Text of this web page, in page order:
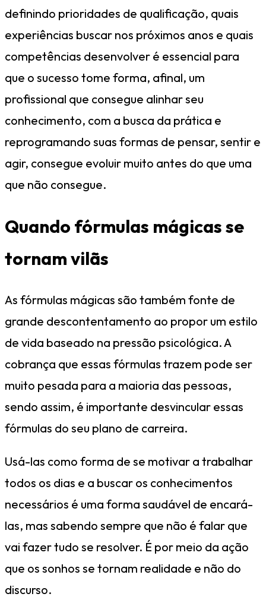
definindo prioridades de qualificação, quais
experiências buscar nos próximos anos e quais
competências desenvolver é essencial para
que o sucesso tome forma, afinal, um
profissional que consegue alinhar seu
conhecimento, com a busca da prática e
reprogramando suas formas de pensar, sentir e
agir, consegue evoluir muito antes do que uma
que não consegue.
Quando fórmulas mágicas se
tornam vilãs
As fórmulas mágicas são também fonte de
grande descontentamento ao propor um estilo
de vida baseado na pressão psicológica. A
cobrança que essas fórmulas trazem pode ser
muito pesada para a maioria das pessoas,
sendo assim, é importante desvincular essas
fórmulas do seu plano de carreira.
Usá-las como forma de se motivar a trabalhar
todos os dias e a buscar os conhecimentos
necessários é uma forma saudável de encará-
las, mas sabendo sempre que não é falar que
vai fazer tudo se resolver. É por meio da ação
que os sonhos se tornam realidade e não do
discurso.